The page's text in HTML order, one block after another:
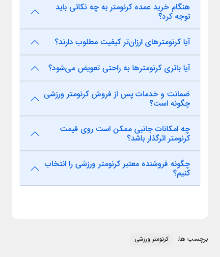
هنگام خرید عمده کرنومتر به چه نکاتی باید
توجه کرد؟
آیا کرنومترهای ارزان‌تر کیفیت مطلوب دارند؟
آیا باتری کرنومترها به راحتی تعویض می‌شود؟
ضمانت و خدمات پس از فروش کرنومتر ورزشی
چگونه است؟
چه امکانات جانبی ممکن است روی قیمت
کرنومتر اثرگذار باشد؟
چگونه فروشنده معتبر کرنومتر ورزشی را انتخاب
کنیم؟
برچسب ها: کرنومتر ورزشی